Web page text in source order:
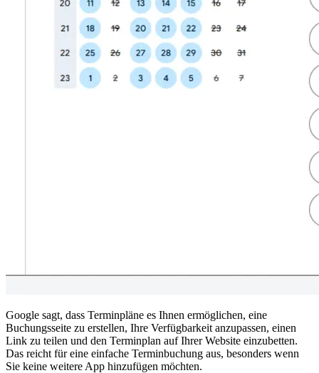
Google sagt, dass Terminpläne es Ihnen ermöglichen, eine
Buchungsseite zu erstellen, Ihre Verfügbarkeit anzupassen, einen
Link zu teilen und den Terminplan auf Ihrer Website einzubetten.
Das reicht für eine einfache Terminbuchung aus, besonders wenn
Sie keine weitere App hinzufügen möchten.